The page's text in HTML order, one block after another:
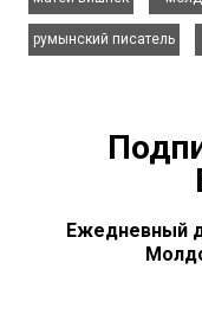
румынский писатель
Ежедневный